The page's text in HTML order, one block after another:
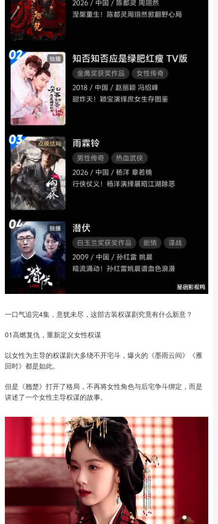
一口气追完4集，意犹未尽，这部古装权谋剧究竟有什么新意？
01高燃复仇，重新定义女性权谋
以女性为主导的权谋剧大多绕不开宅斗，爆火的《墨雨云间》《雁
回时》都是如此。
但是《翘楚》打开了格局，不再将女性角色与后宅争斗绑定，而是
讲述了一个女性主导权谋的故事。